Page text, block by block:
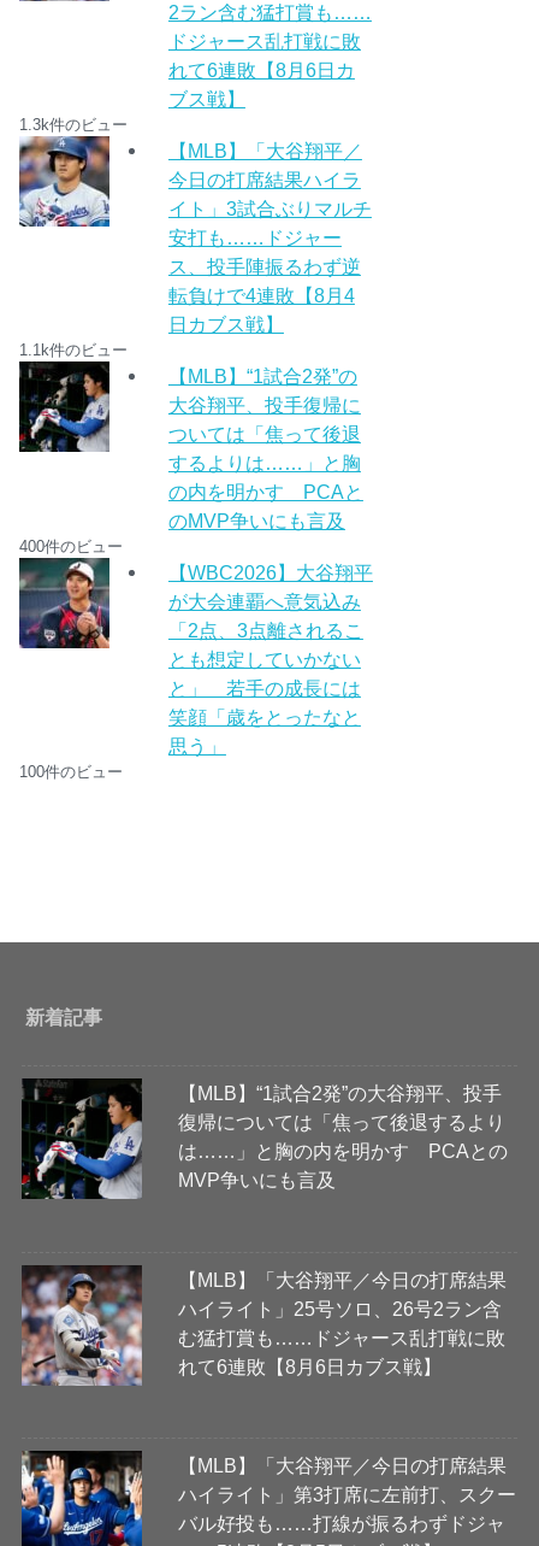
2ラン含む猛打賞も……
ドジャース乱打戦に敗
れて6連敗【8月6日カ
ブス戦】
1.3k件のビュー
【MLB】「大谷翔平／
今日の打席結果ハイラ
イト」3試合ぶりマルチ
安打も……ドジャー
ス、投手陣振るわず逆
転負けで4連敗【8月4
日カブス戦】
1.1k件のビュー
【MLB】“1試合2発”の
大谷翔平、投手復帰に
ついては「焦って後退
するよりは……」と胸
の内を明かす PCAと
のMVP争いにも言及
400件のビュー
【WBC2026】大谷翔平
が大会連覇へ意気込み
「2点、3点離されるこ
とも想定していかない
と」 若手の成長には
笑顔「歳をとったなと
思う」
100件のビュー
新着記事
【MLB】“1試合2発”の大谷翔平、投手
復帰については「焦って後退するより
は……」と胸の内を明かす PCAとの
MVP争いにも言及
【MLB】「大谷翔平／今日の打席結果
ハイライト」25号ソロ、26号2ラン含
む猛打賞も……ドジャース乱打戦に敗
れて6連敗【8月6日カブス戦】
【MLB】「大谷翔平／今日の打席結果
ハイライト」第3打席に左前打、スクー
バル好投も……打線が振るわずドジャ